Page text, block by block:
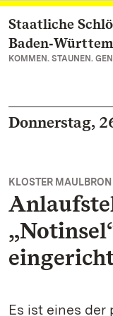
Zum
Staatliche
KOMMEN. STAUNEN.
Donnerstag,
KLOSTER
Es ist eines